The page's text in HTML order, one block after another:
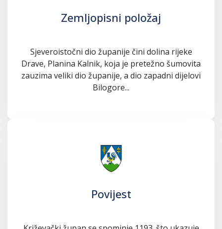
Zemljopisni položaj
Sjeveroistočni dio županije čini dolina rijeke
Drave, Planina Kalnik, koja je pretežno šumovita
zauzima veliki dio županije, a dio zapadni dijelovi
Bilogore...
Povijest